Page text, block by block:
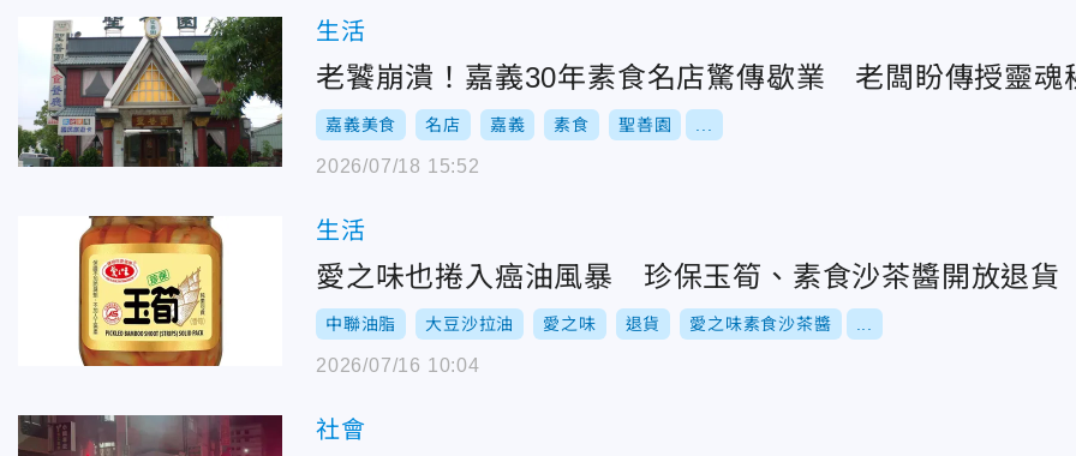
生活
老饕崩潰！嘉義30年素食名店驚傳歇業 老闆盼傳授靈魂
嘉義美食 名店 嘉義 素食 聖善園
2026/07/18 15:52
生活
愛之味也捲入癌油風暴 珍保玉筍、素食沙茶醬開放退貨
中聯油脂 大豆沙拉油 愛之味 退貨 愛之味素食沙茶醬
2026/07/16 10:04
社會